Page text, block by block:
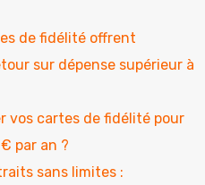
de fidélité offrent
sur dépense supérieur à
vos cartes de fidélité pour
par an ?
sans limites :